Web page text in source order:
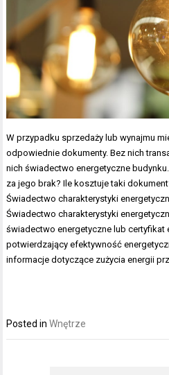
W przypadku sprzedaży lub wynajmu
odpowiednie dokumenty. Bez nich
nich świadectwo energetyczne
za jego brak? Ile kosztuje taki
Świadectwo charakterystyki
Świadectwo charakterystyki
świadectwo energetyczne lub certyfikat
potwierdzający efektywność
informacje dotyczące zużycia energii
Posted inWnętrze